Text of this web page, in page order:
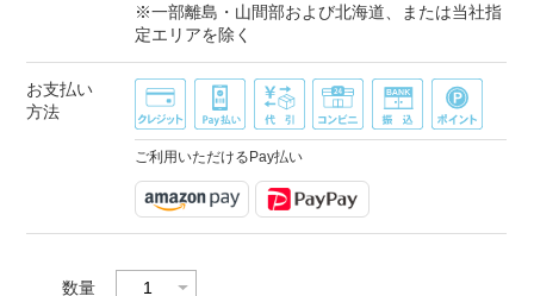
※一部離島・山間部および北海道、または当社指
定エリアを除く
お支払い
方法
ご利用いただけるPay払い
数量